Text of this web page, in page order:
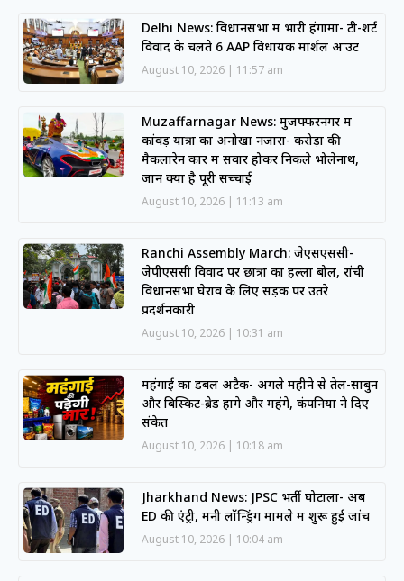
Delhi News: विधानसभा में भारी हंगामा- टी-शर्ट
विवाद के चलते 6 AAP विधायक मार्शल आउट
August 10, 2026 11:57 am
Muzaffarnagar News: मुजफ्फरनगर में
कांवड़ यात्रा का अनोखा नजारा- करोड़ों की
मैकलारेन कार में सवार होकर निकले भोलेनाथ,
जानें क्या है पूरी सच्चाई
August 10, 2026 11:13 am
Ranchi Assembly March: जेएसएससी-
जेपीएससी विवाद पर छात्रों का हल्ला बोल, रांची
विधानसभा घेराव के लिए सड़क पर उतरे
प्रदर्शनकारी
August 10, 2026 10:31 am
महंगाई का डबल अटैक- अगले महीने से तेल-साबुन
और बिस्किट-ब्रेड होंगे और महंगे, कंपनियों ने दिए
संकेत
August 10, 2026 10:18 am
Jharkhand News: JPSC भर्ती घोटाला- अब
ED की एंट्री, मनी लॉन्ड्रिंग मामले में शुरू हुई जांच
August 10, 2026 10:04 am